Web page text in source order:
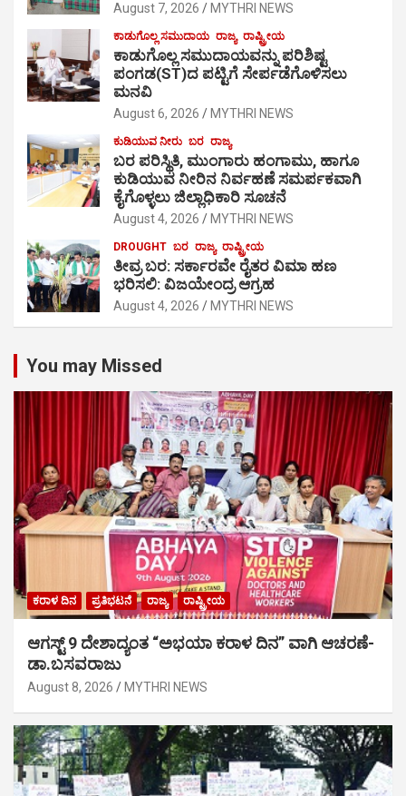
August 7, 2026 MYTHRI NEWS
ಕಾಡುಗೊಲ್ಲ ಸಮುದಾಯ ರಾಜ್ಯ ರಾಷ್ಟ್ರೀಯ
ಕಾಡುಗೊಲ್ಲ ಸಮುದಾಯವನ್ನು ಪರಿಶಿಷ್ಟ
ಪಂಗಡ(ST)ದ ಪಟ್ಟಿಗೆ ಸೇರ್ಪಡೆಗೊಳಿಸಲು
ಮನವಿ
August 6, 2026 MYTHRI NEWS
ಕುಡಿಯುವ ನೀರು ಬರ ರಾಜ್ಯ
ಬರ ಪರಿಸ್ಥಿತಿ, ಮುಂಗಾರು ಹಂಗಾಮು, ಹಾಗೂ
ಕುಡಿಯುವ ನೀರಿನ ನಿರ್ವಹಣೆ ಸಮರ್ಪಕವಾಗಿ
ಕೈಗೊಳ್ಳಲು ಜಿಲ್ಲಾಧಿಕಾರಿ ಸೂಚನೆ
August 4, 2026 MYTHRI NEWS
DROUGHT ಬರ ರಾಜ್ಯ ರಾಷ್ಟ್ರೀಯ
ತೀವ್ರ ಬರ: ಸರ್ಕಾರವೇ ರೈತರ ವಿಮಾ ಹಣ
ಭರಿಸಲಿ: ವಿಜಯೇಂದ್ರ ಆಗ್ರಹ
August 4, 2026 MYTHRI NEWS
You may Missed
ಕರಾಳ ದಿನ ಪ್ರತಿಭಟನೆ ರಾಜ್ಯ ರಾಷ್ಟ್ರೀಯ
ಆಗಸ್ಟ್ 9 ದೇಶಾದ್ಯಂತ “ಅಭಯಾ ಕರಾಳ ದಿನ” ವಾಗಿ ಆಚರಣೆ-
ಡಾ.ಬಸವರಾಜು
August 8, 2026 MYTHRI NEWS